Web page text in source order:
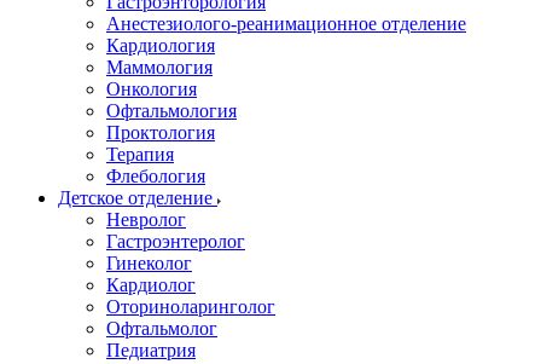
Анестезиолого-реанимационное отделение
Кардиология
Маммология
Онкология
Офтальмология
Проктология
Терапия
Флебология
Детское отделение
Невролог
Гастроэнтеролог
Гинеколог
Кардиолог
Оториноларинголог
Офтальмолог
Педиатрия